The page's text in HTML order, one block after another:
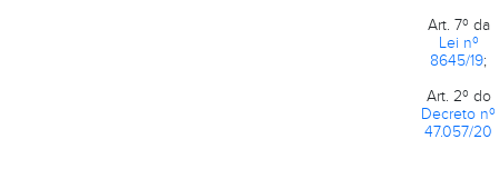
Art. 7º da
Lei nº
8645/19;
Art. 2º do
Decreto nº
47.057/20